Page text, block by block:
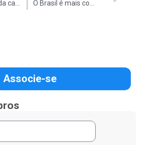
Associe-se